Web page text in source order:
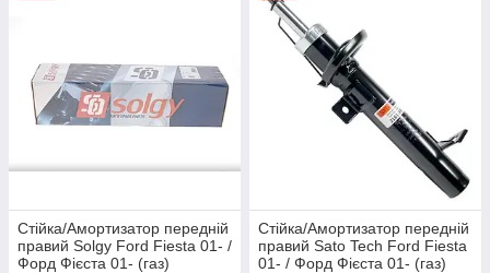
Стійка/Амортизатор передній
правий Solgy Ford Fiesta 01- /
Форд Фієста 01- (газ)
Стійка/Амортизатор передній
правий Sato Tech Ford Fiesta
01- / Форд Фієста 01- (газ)